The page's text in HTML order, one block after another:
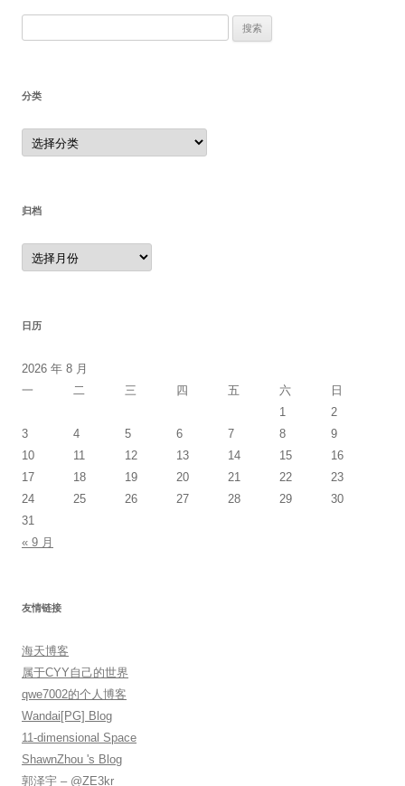
分类
分
类
归档
归
档
日历
2026 年 8 月
一
二 三 四 五 六
日
1
2
3
4 5 6 7 8
9
10
11 12 13 14 15
16
17
18 19 20 21 22
23
24
25 26 27 28 29
30
31
« 9 月
友情链接
海天博客
属于CYY自己的世界
qwe7002的个人博客
Wandai[PG] Blog
11-dimensional Space
ShawnZhou 's Blog
郭泽宇 – @ZE3kr